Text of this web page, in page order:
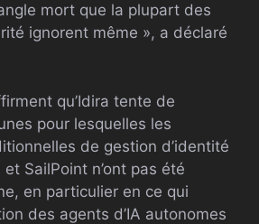
mort que la plupart des
ignorent même », a déclaré
qu’Idira tente de
pour lesquelles les
de gestion d’identité
SailPoint n’ont pas été
en particulier en ce qui
des agents d’IA autonomes